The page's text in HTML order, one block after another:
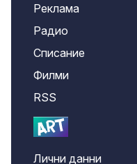
Реклама
Радио
Списание
Филми
RSS
Лични данни